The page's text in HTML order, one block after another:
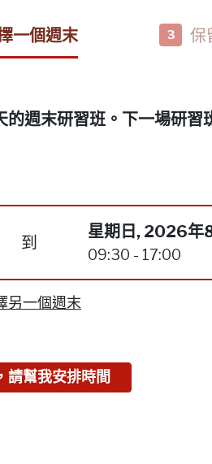
一個週末 3 保
週末研習班。下一場研習
到
星期日, 2026年
09:30 - 17:00
另一個週末
請幫我安排時間